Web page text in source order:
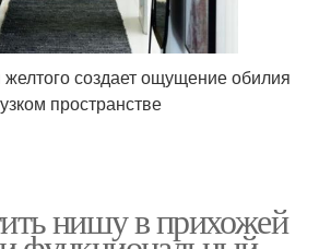
создает ощущение обилия
пространстве
нишу в прихожей